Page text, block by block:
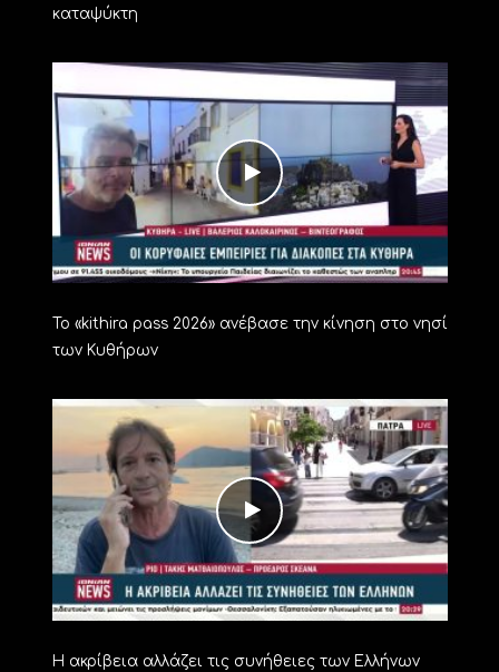
καταψύκτη
Το «kithira pass 2026» ανέβασε την κίνηση στο νησί
των Κυθήρων
Η ακρίβεια αλλάζει τις συνήθειες των Ελλήνων